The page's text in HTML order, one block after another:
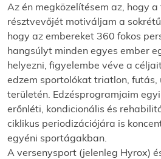
Az én megközelítésem az, hogy
résztvevőjét motiváljam a
hogy az embereket 360 fokos
hangsúlyt minden egyes ember
helyezni, figyelembe véve a
edzem sportolókat triatlon, futás,
területén. Edzésprogramjaim
erőnléti, kondicionális és
ciklikus periodizációjára is
egyéni sportágakban.
A versenysport (jelenleg Hyrox)